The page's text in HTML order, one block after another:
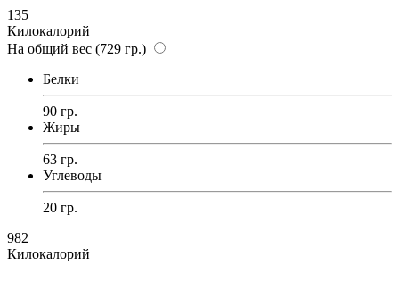
135
Килокалорий
На общий вес (729 гр.)
Белки
90 гр.
Жиры
63 гр.
Углеводы
20 гр.
982
Килокалорий